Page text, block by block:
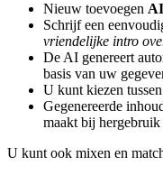
Nieuw toevoegen
Schrijf een
vriendelijke intro
De AI genereert
basis van uw
U kunt kiezen tussen
Gegenereerde
maakt bij
U kunt ook mixen en